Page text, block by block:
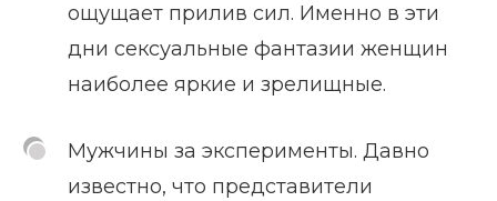
ощущает прилив сил. Именно в эти
дни сексуальные фантазии женщин
наиболее яркие и зрелищные.
Мужчины за эксперименты. Давно
известно, что представители